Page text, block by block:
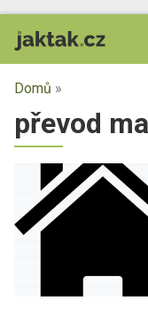
Domů »
převod